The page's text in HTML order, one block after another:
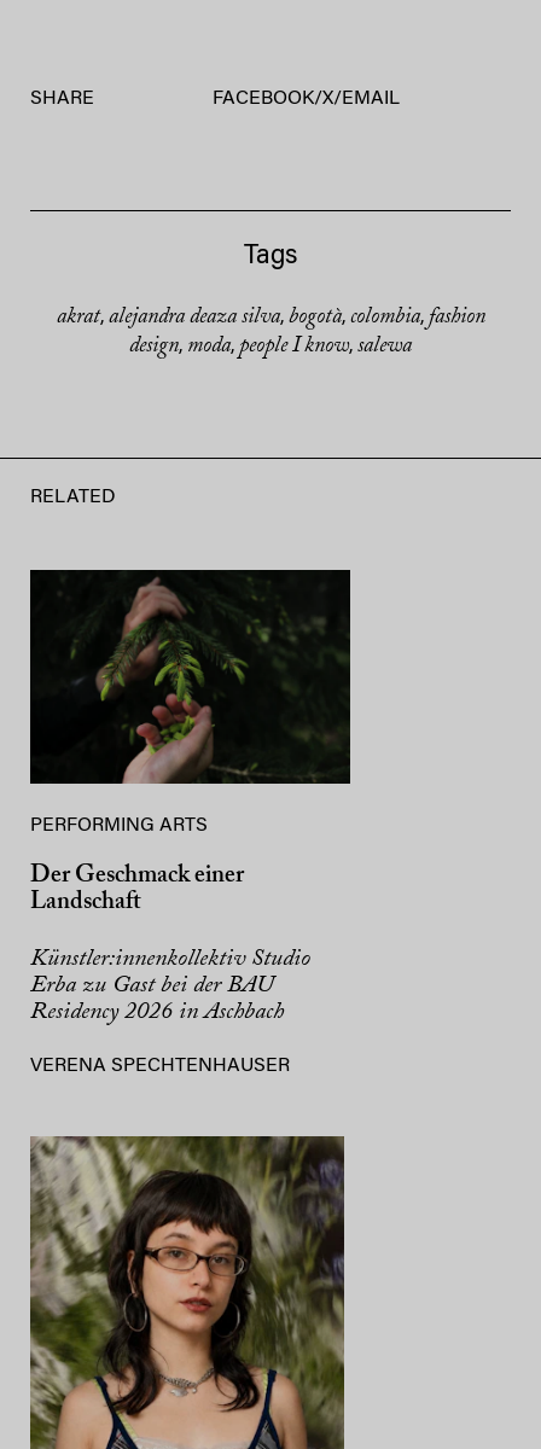
SHARE FACEBOOK/X/ EMAIL
Tags
akrat, alejandra deaza silva, bogotà, colombia, fashion
design, moda, people I know, salewa
RELATED
PERFORMING ARTS
Der Geschmack einer
Landschaft
Künstler:innenkollektiv Studio
Erba zu Gast bei der BAU
Residency 2026 in Aschbach
VERENA SPECHTENHAUSER